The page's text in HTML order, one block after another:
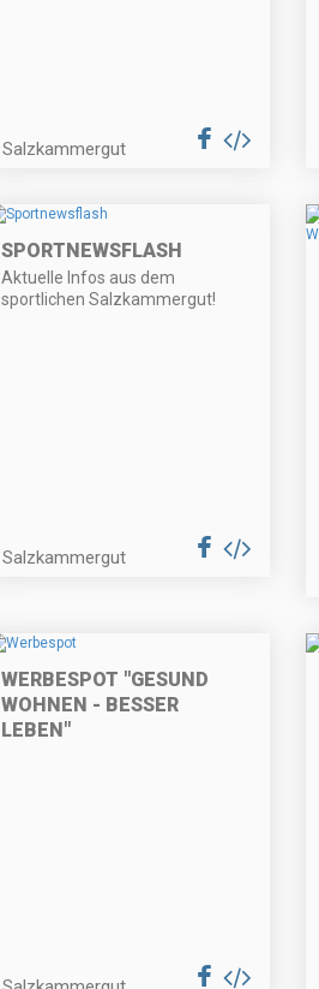
Salzkammergut
SPORTNEWSFLASH
Aktuelle Infos aus dem
sportlichen Salzkammergut!
Salzkammergut
WERBESPOT "GESUND
WOHNEN - BESSER
LEBEN"